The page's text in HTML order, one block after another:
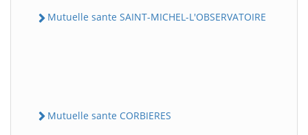
Mutuelle sante SAINT-MICHEL-L'OBSERVATOIRE
Mutuelle sante CORBIERES